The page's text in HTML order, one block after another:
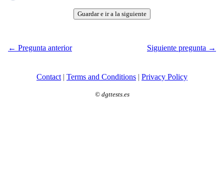
Guardar e ir a la siguiente
← Pregunta anterior Siguiente pregunta →
Contact | Terms and Conditions | Privacy Policy
© dgttests.es